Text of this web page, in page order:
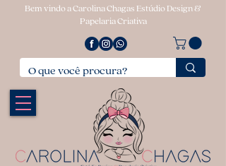
Bem vindo a Carolina Chagas Estúdio Design &
Papelaria Criativa